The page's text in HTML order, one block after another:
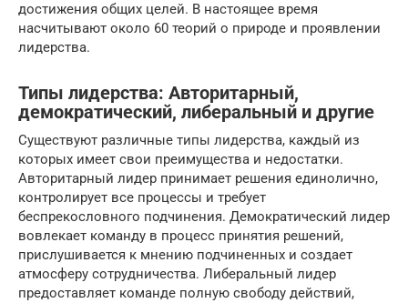
достижения общих целей. В настоящее время
насчитывают около 60 теорий о природе и проявлении
лидерства.
Типы лидерства: Авторитарный,
демократический, либеральный и другие
Существуют различные типы лидерства, каждый из
которых имеет свои преимущества и недостатки.
Авторитарный лидер принимает решения единолично,
контролирует все процессы и требует
беспрекословного подчинения. Демократический лидер
вовлекает команду в процесс принятия решений,
прислушивается к мнению подчиненных и создает
атмосферу сотрудничества. Либеральный лидер
предоставляет команде полную свободу действий,